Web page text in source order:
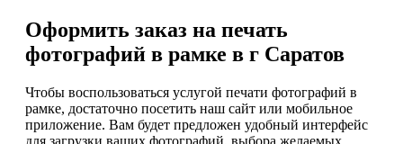
Оформить заказ на печать
фотографий в рамке в г Саратов
Чтобы воспользоваться услугой печати фотографий в
рамке, достаточно посетить наш сайт или мобильное
приложение. Вам будет предложен удобный интерфейс
для загрузки ваших фотографий, выбора желаемых